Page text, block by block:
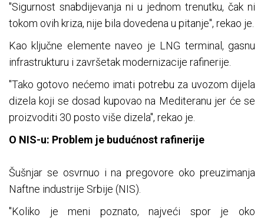
"Sigurnost snabdijevanja ni u jednom trenutku, čak ni
tokom ovih kriza, nije bila dovedena u pitanje", rekao je.
Kao ključne elemente naveo je LNG terminal, gasnu
infrastrukturu i završetak modernizacije rafinerije.
"Tako gotovo nećemo imati potrebu za uvozom dijela
dizela koji se dosad kupovao na Mediteranu jer će se
proizvoditi 30 posto više dizela", rekao je.
O NIS-u: Problem je budućnost rafinerije
Šušnjar se osvrnuo i na pregovore oko preuzimanja
Naftne industrije Srbije (NIS).
"Koliko je meni poznato, najveći spor je oko